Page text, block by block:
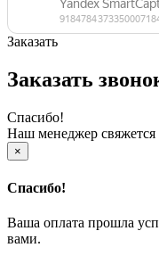
Заказать
Заказать
Спасибо!
Наш менеджер
×
Спасибо!
Ваша оплата прошла
вами.